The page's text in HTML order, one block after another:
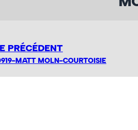
PRÉCÉDENT
MATT MOLN-COURTOISIE